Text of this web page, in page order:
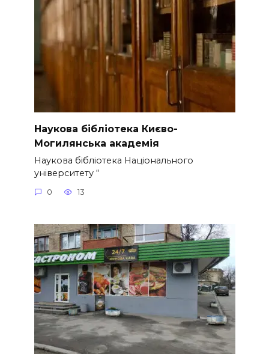
Наукова бібліотека Києво-
Могилянська академія
Наукова бібліотека Національного
університету “
0 13